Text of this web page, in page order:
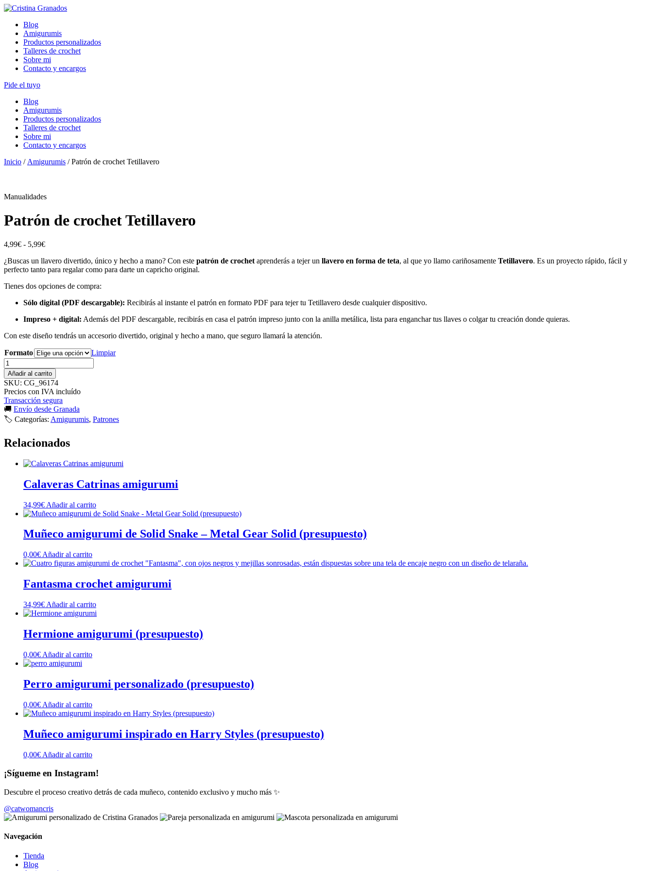
Skip
contentBlog
Amigurumis
Productos personalizados
Talleres de crochet
Sobre mi
Contacto y encargos
Pide el tuyo
Blog
Amigurumis
Productos personalizados
Talleres de crochet
Sobre mi
Contacto y encargos
Inicio / Amigurumis / Patrón de crochet Tetillavero
Manualidades
Patrón de crochet Tetillavero
4,99€ - 5,99€Rango
precios:
desde
hasta
¿Buscas un llavero divertido, único y hecho a mano? Con este patrón de crochet aprenderás a tejer un llavero en forma de teta, al que yo llamo cariñosamente Tetillavero. Es un proyecto rápido, fácil y
perfecto tanto para regalar como para darte un capricho original.
Tienes dos opciones de compra:
Sólo digital (PDF descargable): Recibirás al instante el patrón en formato PDF para tejer tu Tetillavero desde cualquier dispositivo.
Impreso + digital: Además del PDF descargable, recibirás en casa el patrón impreso junto con la anilla metálica, lista para enganchar tus llaves o colgar tu creación donde quieras.
Con este diseño tendrás un accesorio divertido, original y hecho a mano, que seguro llamará la atención.
Formato
Limpiar
Patrón
de
crochet
Tetillavero
cantidad
Añadir al carrito
SKU: CG_96174
Precios con IVA incluído
Transacción segura
🚚 Envío desde Granada
🏷 Categorías: Amigurumis, Patrones
Relacionados
Calaveras Catrinas amigurumi
34,99€ Añadir al carrito
Muñeco amigurumi de Solid Snake – Metal Gear Solid (presupuesto)
0,00€ Añadir al carrito
Fantasma crochet amigurumi
34,99€ Añadir al carrito
Hermione amigurumi (presupuesto)
0,00€ Añadir al carrito
Perro amigurumi personalizado (presupuesto)
0,00€ Añadir al carrito
Muñeco amigurumi inspirado en Harry Styles (presupuesto)
0,00€ Añadir al carrito
¡Sígueme en Instagram!
Descubre el proceso creativo detrás de cada muñeco, contenido exclusivo y mucho más ✨
@catwomancris
Navegación
Tienda
Blog